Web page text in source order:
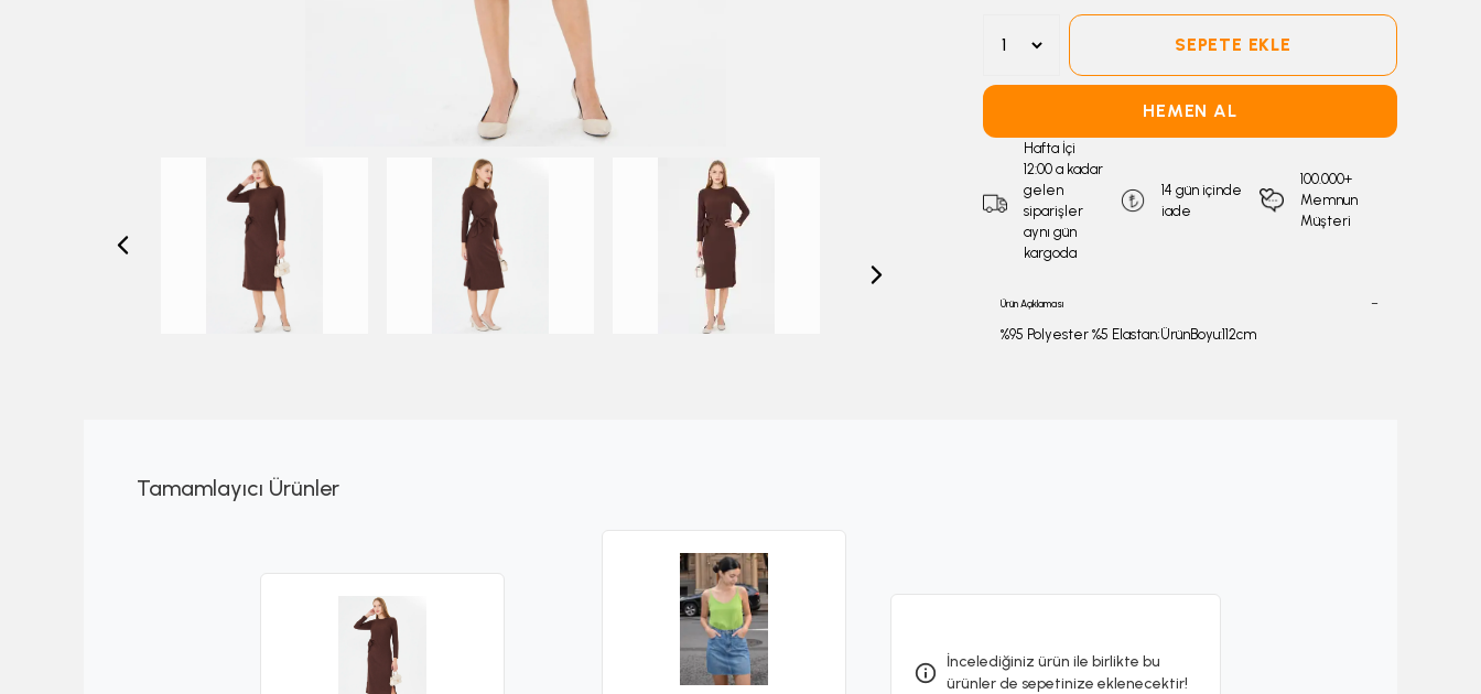
SEPETE EKLE
HEMEN AL
Hafta İçi
12:00 a kadar
gelen
siparişler
aynı gün
kargoda
14 gün içinde
iade
100.000+
Memnun
Müşteri
Ürün Açıklaması
%95 Polyester %5 Elastan;ÜrünBoyu:112cm
Tamamlayıcı Ürünler
İncelediğiniz ürün ile birlikte bu
ürünler de sepetinize eklenecektir!